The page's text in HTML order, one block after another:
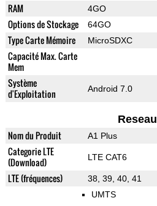
RAM 4GO
Options de Stockage 64GO
Type Carte Mémoire MicroSDXC
Capacité Max. Carte
Mem
Système
d'Exploitation
Android 7.0
Reseau
Nom du Produit A1 Plus
Categorie LTE
(Download)
LTE CAT6
LTE (fréquences) 38, 39, 40, 41
UMTS